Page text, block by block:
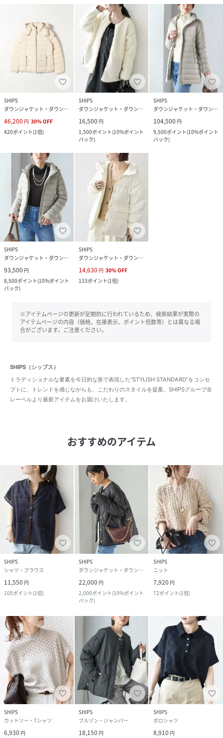
SHIPS
ダウンジャケット・ダウンベスト
46,200 円 30%OFF
420ポイント(1倍)
SHIPS
ダウンジャケット・ダウンベスト
16,500 円
1,500ポイント(10%ポイント
バック)
SHIPS
ダウンジャケット・ダウンベスト
104,500 円
9,500ポイント(10%ポイント
バック)
SHIPS
ダウンジャケット・ダウンベスト
93,500 円
8,500ポイント(10%ポイント
バック)
SHIPS
ダウンジャケット・ダウンベスト
14,630 円 30%OFF
133ポイント(1倍)
※アイテムページの更新が定期的に行われているため、検索結果が実際の
アイテムページの内容（価格、在庫表示、ポイント倍数等）とは異なる場
合がございます。ご注意ください。
SHIPS（シップス）
トラディショナルな要素を今日的な形で表現した“STYLISH STANDARD”をコンセ
プトに、トレンドを感じながらも、こだわりのスタイルを提案。SHIPSグループ全
レーベルより最新アイテムをお届けいたします。
おすすめのアイテム
SHIPS
シャツ・ブラウス
11,550 円
105ポイント(1倍)
SHIPS
ダウンジャケット・ダウンベスト
22,000 円
2,000ポイント(10%ポイント
バック)
SHIPS
ニット
7,920 円
72ポイント(1倍)
SHIPS
カットソー・Tシャツ
6,930 円
SHIPS
ブルゾン・ジャンパー
18,150 円
SHIPS
ポロシャツ
8,910 円